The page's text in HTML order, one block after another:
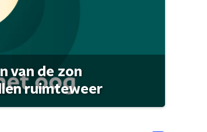
van de zon
ruimteweer